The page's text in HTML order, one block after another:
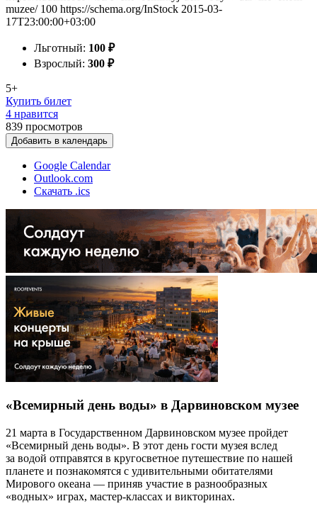
muzee/ 100 https://schema.org/InStock 2015-03-
17T23:00:00+03:00
Льготный: 100 ₽
Взрослый: 300 ₽
5+
Купить билет
4 нравится
839 просмотров
Добавить в календарь
Google Calendar
Outlook.com
Скачать .ics
«Всемирный день воды» в Дарвиновском музее
21 марта в Государственном Дарвиновском музее пройдет
«Всемирный день воды». В этот день гости музея вслед
за водой отправятся в кругосветное путешествие по нашей
планете и познакомятся с удивительными обитателями
Мирового океана — приняв участие в разнообразных
«водных» играх, мастер-классах и викторинах.